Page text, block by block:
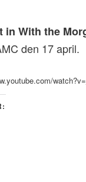
in With the
den 17 april.